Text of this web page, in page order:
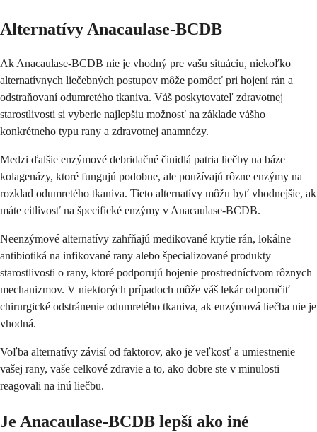
Alternatívy Anacaulase-BCDB
Ak Anacaulase-BCDB nie je vhodný pre vašu situáciu, niekoľko
alternatívnych liečebných postupov môže pomôcť pri hojení rán a
odstraňovaní odumretého tkaniva. Váš poskytovateľ zdravotnej
starostlivosti si vyberie najlepšiu možnosť na základe vášho
konkrétneho typu rany a zdravotnej anamnézy.
Medzi ďalšie enzýmové debridačné činidlá patria liečby na báze
kolagenázy, ktoré fungujú podobne, ale používajú rôzne enzýmy na
rozklad odumretého tkaniva. Tieto alternatívy môžu byť vhodnejšie, ak
máte citlivosť na špecifické enzýmy v Anacaulase-BCDB.
Neenzýmové alternatívy zahŕňajú medikované krytie rán, lokálne
antibiotiká na infikované rany alebo špecializované produkty
starostlivosti o rany, ktoré podporujú hojenie prostredníctvom rôznych
mechanizmov. V niektorých prípadoch môže váš lekár odporučiť
chirurgické odstránenie odumretého tkaniva, ak enzýmová liečba nie je
vhodná.
Voľba alternatívy závisí od faktorov, ako je veľkosť a umiestnenie
vašej rany, vaše celkové zdravie a to, ako dobre ste v minulosti
reagovali na inú liečbu.
Je Anacaulase-BCDB lepší ako iné